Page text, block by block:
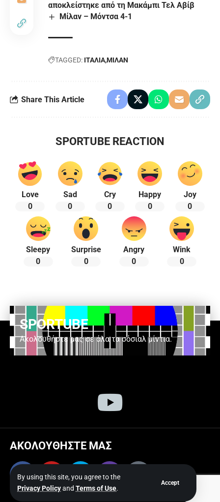
By using this site, you agree to the
Privacy Policyand Terms of Use.
Accept
αποκλείστηκε από τη Μακάμπι Τελ Αβίβ
Μίλαν – Μόντσα 4-1
TAGGED: ΙΤΑΛΙΑΜΙΛΑΝ
Share This Article
SPORTUBE REACTION
Love
0
Sad
0
Cry
0
Happy
0
Joy
0
Sleepy
0
Surprise
0
Angry
0
Wink
0
SPORTUBE
Ακολουθήστε μας σε όλα τα σόσιαλ μίντια.
ΑΚΟΛΟΥΘΗΣΤΕ ΜΑΣ